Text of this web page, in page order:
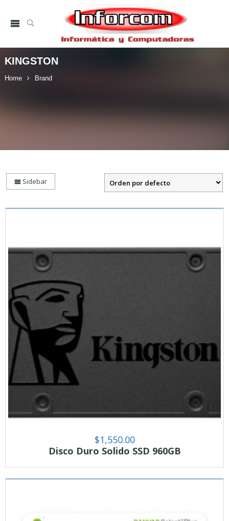
KINGSTON
Home Brand
Sidebar
$1,550.00
Disco Duro Solido SSD 960GB